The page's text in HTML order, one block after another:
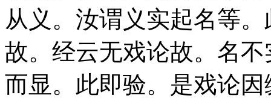
从义。汝谓义实起名等
故。经云无戏论故。名
而显。此即验。是戏论